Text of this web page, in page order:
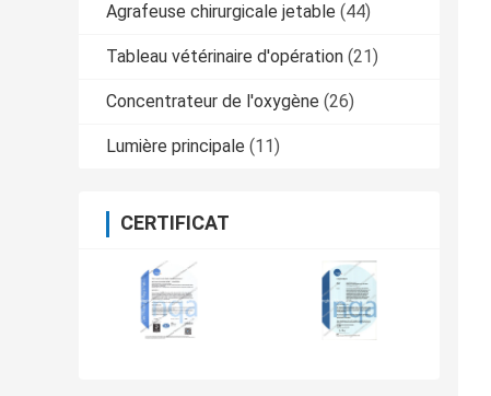
Agrafeuse chirurgicale jetable (44)
Tableau vétérinaire d'opération (21)
Concentrateur de l'oxygène (26)
Lumière principale (11)
CERTIFICAT